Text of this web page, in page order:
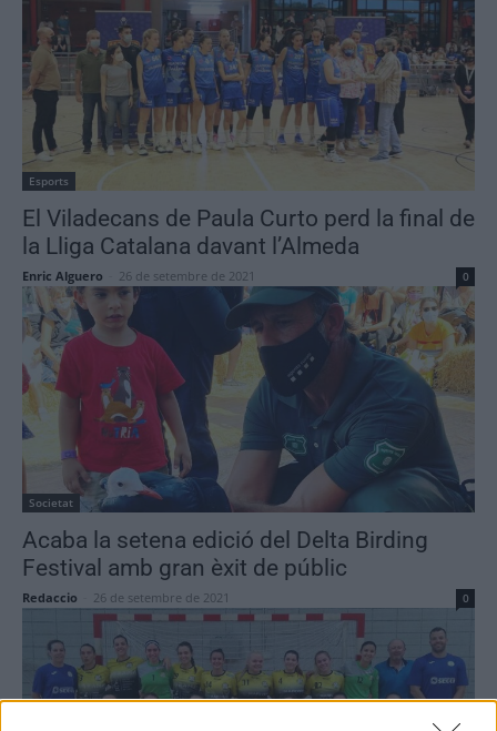
Esports
El Viladecans de Paula Curto perd la final de
la Lliga Catalana davant l’Almeda
Enric Alguero 26 de setembre de 2021 0
Societat
Acaba la setena edició del Delta Birding
Festival amb gran èxit de públic
Redaccio 26 de setembre de 2021 0